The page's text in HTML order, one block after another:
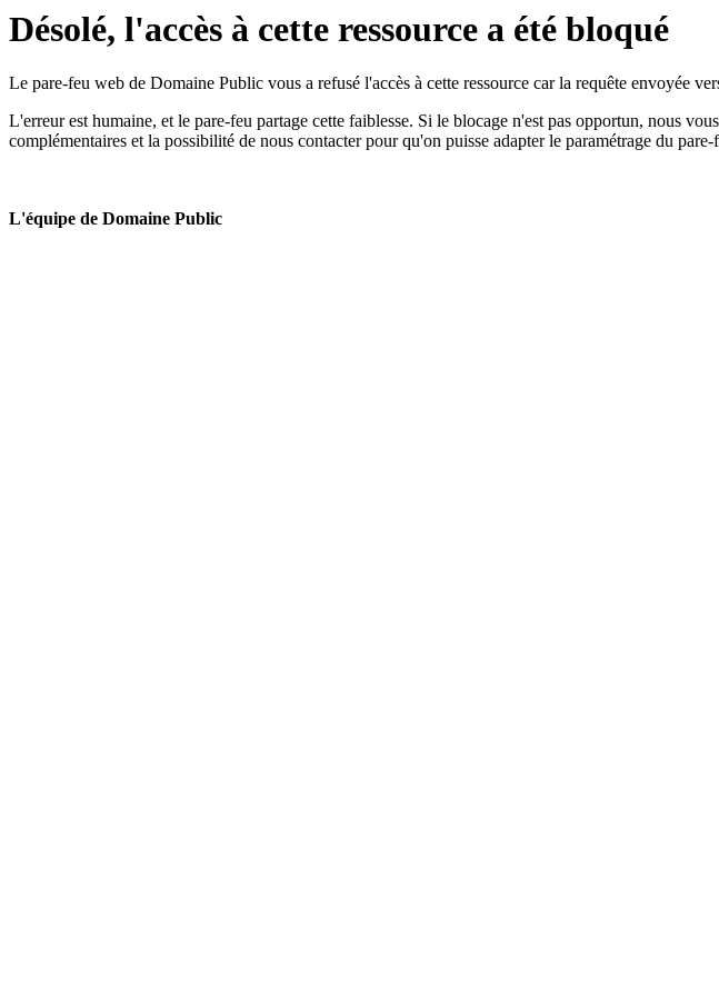
Désolé, l'accès à cette ressource a été bloqué
Le pare-feu web de Domaine Public vous a refusé l'accès à cette ressource car la requête envoyée
L'erreur est humaine, et le pare-feu partage cette faiblesse. Si le blocage n'est pas opportun, nous
complémentaires et la possibilité de nous contacter pour qu'on puisse adapter le paramétrage du pare-
L'équipe de Domaine Public